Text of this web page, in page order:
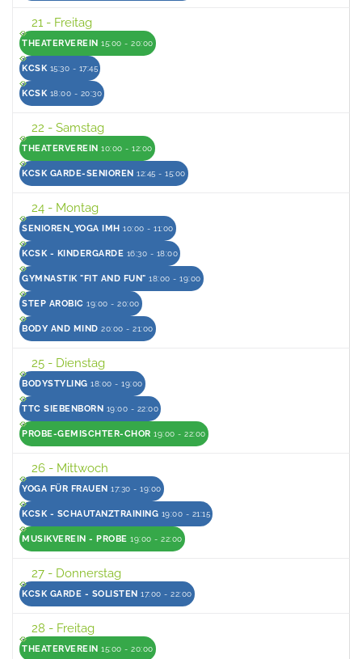
21 - Freitag
THEATERVEREIN 15:00 - 20:00
KCSK 15:30 - 17:45
KCSK 18:00 - 20:30
22 - Samstag
THEATERVEREIN 10:00 - 12:00
KCSK GARDE-SENIOREN 12:45 - 15:00
24 - Montag
SENIOREN_YOGA IMH 10:00 - 11:00
KCSK - KINDERGARDE 16:30 - 18:00
GYMNASTIK "FIT AND FUN" 18:00 - 19:00
STEP AROBIC 19:00 - 20:00
BODY AND MIND 20:00 - 21:00
25 - Dienstag
BODYSTYLING 18:00 - 19:00
TTC SIEBENBORN 19:00 - 22:00
PROBE-GEMISCHTER-CHOR 19:00 - 22:00
26 - Mittwoch
YOGA FÜR FRAUEN 17:30 - 19:00
KCSK - SCHAUTANZTRAINING 19:00 - 21:15
MUSIKVEREIN - PROBE 19:00 - 22:00
27 - Donnerstag
KCSK GARDE - SOLISTEN 17:00 - 22:00
28 - Freitag
THEATERVEREIN 15:00 - 20:00